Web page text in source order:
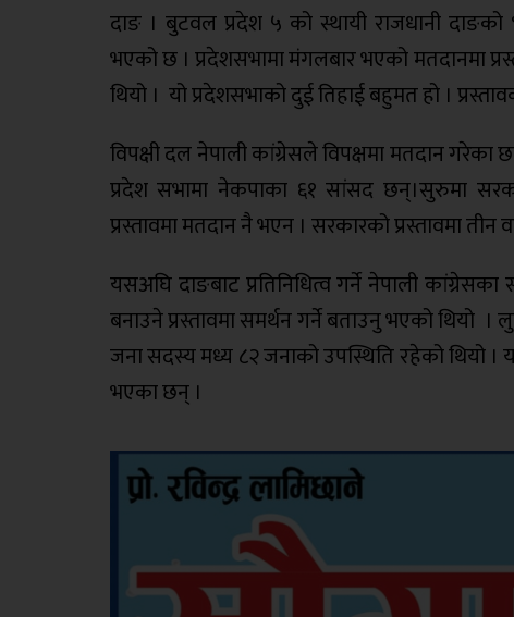
दाङ । बुटवल प्रदेश ५ को स्थायी राजधानी दाङको
भएको छ । प्रदेशसभामा मंगलबार भएको मतदानमा
थियो । यो प्रदेशसभाको दुई तिहाई बहुमत हो ।
विपक्षी दल नेपाली कांग्रेसले विपक्षमा मतदान
प्रदेश सभामा नेकपाका ६१ सांसद छन्।सुरुमा
प्रस्तावमा मतदान नै भएन । सरकारको प्रस्तावमा तीन
यसअघि दाङबाट प्रतिनिधित्व गर्ने नेपाली कांग्रेसका
बनाउने प्रस्तावमा समर्थन गर्ने बताउनु भएको थियो ।
जना सदस्य मध्य ८२ जनाको उपस्थिति रहेको थियो ।
भएका छन् ।